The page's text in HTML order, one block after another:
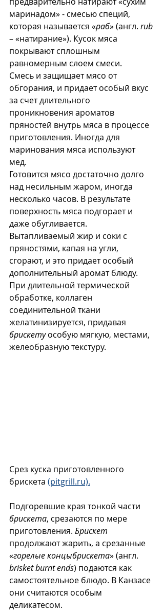
маринадом» - смесью специй,
которая называется «раб» (англ. rub
– «натирание»). Кусок мяса
покрывают сплошным
равномерным слоем смеси.
Смесь и защищает мясо от
обгорания, и придает особый вкус
за счет длительного
проникновения ароматов
пряностей внутрь мяса в процессе
приготовления. Иногда для
маринования мяса используют
мед.
Готовится мясо достаточно долго
над несильным жаром, иногда
несколько часов. В результате
поверхность мяса подгорает и
даже обугливается.
Вытапливаемый жир и соки с
пряностями, капая на угли,
сгорают, и это придает особый
дополнительный аромат блюду.
При длительной термической
обработке, коллаген
соединительной ткани
желатинизируется, придавая
брискету особую мягкую, местами,
желеобразную текстуру.
Срез куска приготовленного
брискета (pitgrill.ru).
Подгоревшие края тонкой части
брискета, срезаются по мере
приготовления. Брискет
продолжают жарить, а срезанные
«горелые концыбрискета» (англ.
brisket burnt ends) подаются как
самостоятельное блюдо. В Канзасе
они считаются особым
деликатесом.